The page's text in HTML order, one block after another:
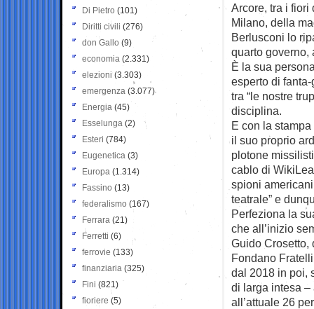
Arcore, tra i fiori
Milano, della
Berlusconi lo
quarto governo,
È la sua
esperto di
tra “le nostre
disciplina.
E con la
il suo proprio
plotone
cablo di
spioni
teatrale” e
Perfeziona la
che all’inizio
Guido Crosetto,
Fondano
dal 2018 in poi,
di larga intesa –
all’attuale 26
Di Pietro (101)
Diritti civili (276)
don Gallo (9)
economia (2.331)
elezioni (3.303)
emergenza (3.077)
Energia (45)
Esselunga (2)
Esteri (784)
Eugenetica (3)
Europa (1.314)
Fassino (13)
federalismo (167)
Ferrara (21)
Ferretti (6)
ferrovie (133)
finanziaria (325)
Fini (821)
fioriere (5)